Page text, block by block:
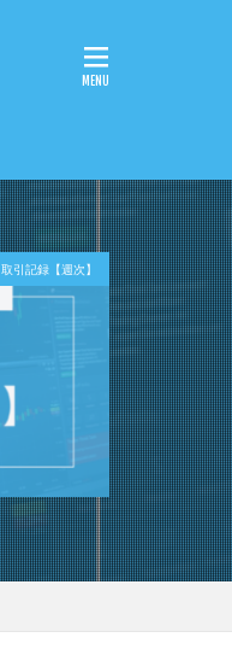
取引記録【週次】